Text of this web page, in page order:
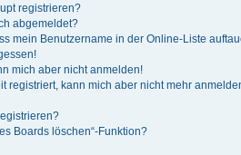
registrieren?
abgemeldet?
mein Benutzername in der Online-Liste
mich aber nicht anmelden!
registriert, kann mich aber nicht mehr
Boards löschen“-Funktion?